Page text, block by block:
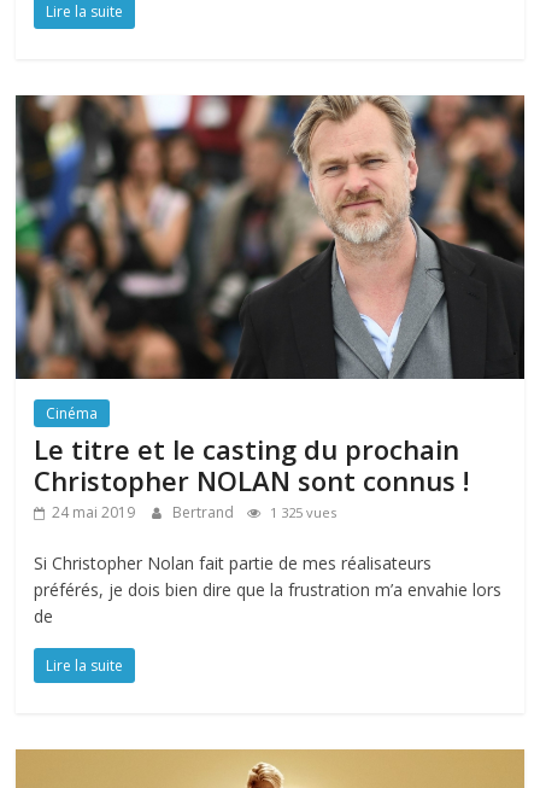
Lire la suite
Cinéma
Le titre et le casting du prochain
Christopher NOLAN sont connus !
24 mai 2019 Bertrand 1 325 vues
Si Christopher Nolan fait partie de mes réalisateurs
préférés, je dois bien dire que la frustration m’a envahie lors
de
Lire la suite